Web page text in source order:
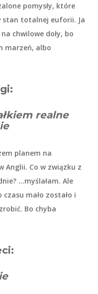
pomysły, które
stan totalnej euforii. Ja
chwilowe doły, bo
marzeń, albo
realne
planem na
Anglii. Co w związku z
…myślałam. Ale
mało zostało i
Bo chyba